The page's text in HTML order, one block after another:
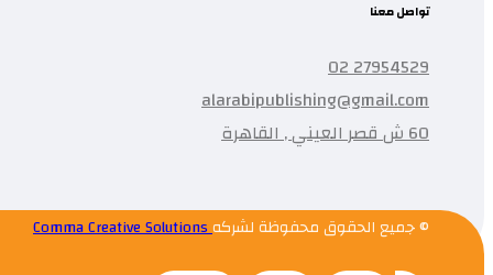
تواصل معنا
27954529 02
alarabipublishing@gmail.com
60 ش قصر العيني , القاهرة
© جميع الحقوق محفوظة لشركهComma Creative Solutions